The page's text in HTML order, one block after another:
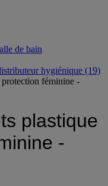
de bain
hygiénique
féminine -
plastique
-